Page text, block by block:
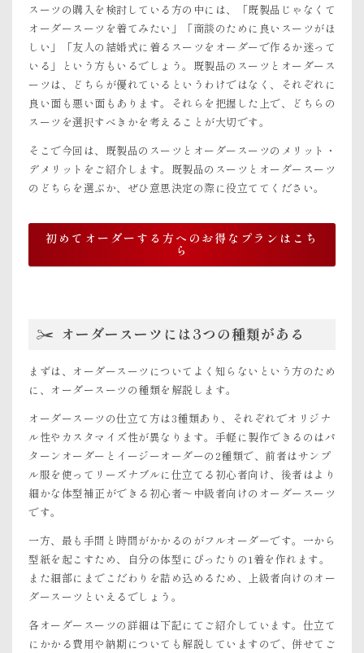
スーツの購入を検討している方の中には、「既製品じゃなくて
オーダースーツを着てみたい」「商談のために良いスーツがほ
しい」「友人の結婚式に着るスーツをオーダーで作るか迷って
いる」という方もいるでしょう。既製品のスーツとオーダース
ーツは、どちらが優れているというわけではなく、それぞれに
良い面も悪い面もあります。それらを把握した上で、どちらの
スーツを選択すべきかを考えることが大切です。
そこで今回は、既製品のスーツとオーダースーツのメリット・
デメリットをご紹介します。既製品のスーツとオーダースーツ
のどちらを選ぶか、ぜひ意思決定の際に役立ててください。
初めてオーダーする方へのお得なプランはこち
ら
オーダースーツには3つの種類がある
まずは、オーダースーツについてよく知らないという方のため
に、オーダースーツの種類を解説します。
オーダースーツの仕立て方は3種類あり、それぞれでオリジナ
ル性やカスタマイズ性が異なります。手軽に製作できるのはパ
ターンオーダーとイージーオーダーの2種類で、前者はサンプ
ル服を使ってリーズナブルに仕立てる初心者向け、後者はより
細かな体型補正ができる初心者〜中級者向けのオーダースーツ
です。
一方、最も手間と時間がかかるのがフルオーダーです。一から
型紙を起こすため、自分の体型にぴったりの1着を作れます。
また細部にまでこだわりを詰め込めるため、上級者向けのオー
ダースーツといえるでしょう。
各オーダースーツの詳細は下記にてご紹介しています。仕立て
にかかる費用や納期についても解説していますので、併せてご